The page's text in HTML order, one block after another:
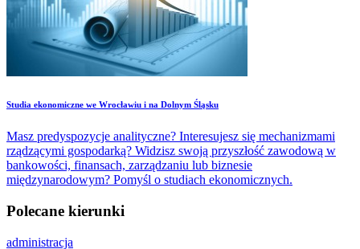
Studia ekonomiczne we Wrocławiu i na Dolnym Śląsku
Masz predyspozycje analityczne? Interesujesz się mechanizmami
rządzącymi gospodarką? Widzisz swoją przyszłość zawodową w
bankowości, finansach, zarządzaniu lub biznesie
międzynarodowym? Pomyśl o studiach ekonomicznych.
Polecane kierunki
administracja